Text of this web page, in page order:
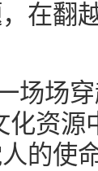
在翻
场场
化资
的使